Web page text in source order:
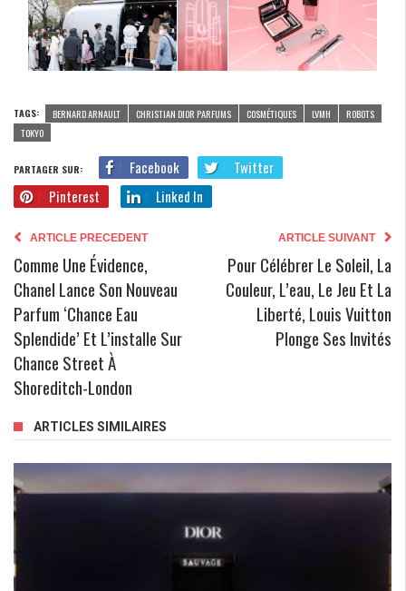
TAGS: BERNARD ARNAULT CHRISTIAN DIOR PARFUMS COSMÉTIQUES LVMH
ROBOTS
TOKYO
PARTAGER SUR: Facebook
Twitter
Pinterest
Linked In
ARTICLE PRECEDENT
Comme Une Évidence,
Chanel Lance Son Nouveau
Parfum ‘Chance Eau
Splendide’ Et L’installe Sur
Chance Street À
Shoreditch-London
ARTICLE SUIVANT
Pour Célébrer Le Soleil, La
Couleur, L’eau, Le Jeu Et La
Liberté, Louis Vuitton
Plonge Ses Invités
ARTICLES SIMILAIRES